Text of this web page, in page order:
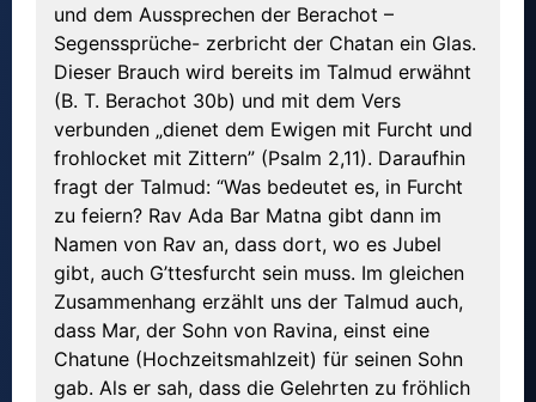
und dem Aussprechen der Berachot –
Segenssprüche- zerbricht der Chatan ein Glas.
Dieser Brauch wird bereits im Talmud erwähnt
(B. T. Berachot 30b) und mit dem Vers
verbunden „dienet dem Ewigen mit Furcht und
frohlocket mit Zittern” (Psalm 2,11). Daraufhin
fragt der Talmud: “Was bedeutet es, in Furcht
zu feiern? Rav Ada Bar Matna gibt dann im
Namen von Rav an, dass dort, wo es Jubel
gibt, auch G’ttesfurcht sein muss. Im gleichen
Zusammenhang erzählt uns der Talmud auch,
dass Mar, der Sohn von Ravina, einst eine
Chatune (Hochzeitsmahlzeit) für seinen Sohn
gab. Als er sah, dass die Gelehrten zu fröhlich